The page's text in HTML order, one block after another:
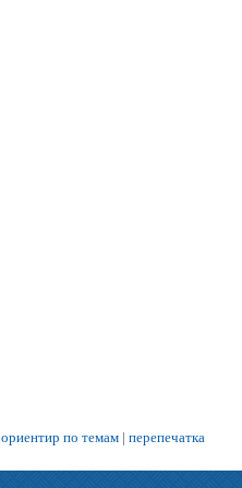
ориентир по темам | перепечатка